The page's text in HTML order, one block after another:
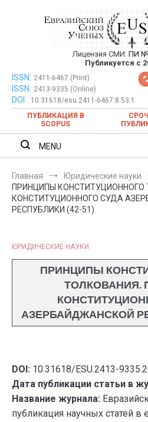
Евразийский
публикация
ежемесячном
Лицензия СМИ: ПИ №
Публикуется с
Евразийский Союз Ученых —
ежемесячном
ISSN: 2411-6467 (Print)
ISSN: 2413-9335 (Online)
DOI:
10.31618/esu.2411-6467.8.53.1
ПУБЛИКАЦИЯ В
SCOPUS
MENU
Главная
Юридические науки
ПРИНЦИПЫ КОНСТИТУЦИОННОГО
КОНСТИТУЦИОННОГО СУДА
РЕСПУБЛИКИ (42-51)
ЮРИДИЧЕСКИЕ НАУКИ
ПРИНЦИПЫ
ТОЛКОВАНИЯ.
АЗЕРБАЙДЖАНСКОЙ
DOI: 10.31618/ESU.2413-
Дата публикации статьи в
Название журнала:
публикация научных статей